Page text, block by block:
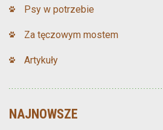
Psy w potrzebie
Za tęczowym mostem
Artykuły
NAJNOWSZE